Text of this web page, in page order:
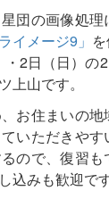
団の画像処
イメージ9」
2日（日）
上山です。
お住まいの
いただきや
ので、復習
込みも歓迎です